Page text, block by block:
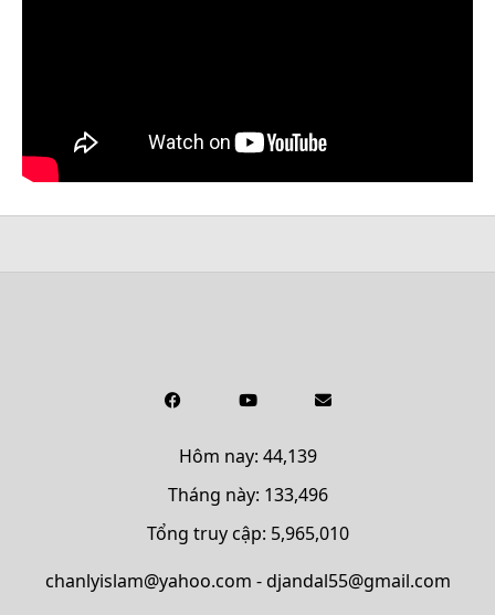
Hôm nay: 44,139
Tháng này: 133,496
Tổng truy cập: 5,965,010
chanlyislam@yahoo.com - djandal55@gmail.com